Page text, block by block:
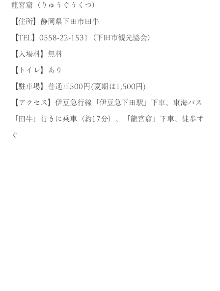
龍宮窟（りゅうぐうくつ）
【住所】静岡県下田市田牛
【TEL】0558-22-1531（下田市観光協会）
【入場料】無料
【トイレ】あり
【駐車場】普通車500円(夏期は1,500円)
【アクセス】伊豆急行線「伊豆急下田駅」下車、東海バス
「田牛」行きに乗車（約17分）、「龍宮窟」下車、徒歩す
ぐ